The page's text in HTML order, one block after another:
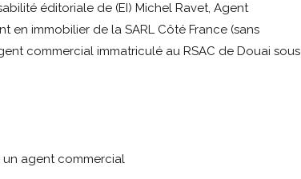
éditoriale de (EI) Michel Ravet, Agent
en immobilier de la SARL Côté France (sans
commercial immatriculé au RSAC de Douai sous
agent commercial